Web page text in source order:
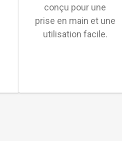
conçu pour une
prise en main et une
utilisation facile.